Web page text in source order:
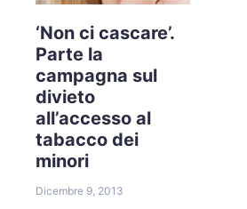
‘Non ci cascare’.
Parte la
campagna sul
divieto
all’accesso al
tabacco dei
minori
Dicembre 9, 2013